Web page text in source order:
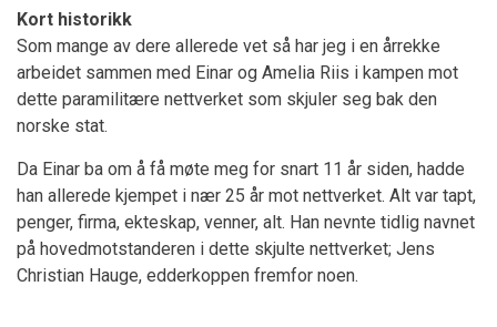
Kort historikk
Som mange av dere allerede vet så har jeg i en årrekke
arbeidet sammen med Einar og Amelia Riis i kampen mot
dette paramilitære nettverket som skjuler seg bak den
norske stat.
Da Einar ba om å få møte meg for snart 11 år siden, hadde
han allerede kjempet i nær 25 år mot nettverket. Alt var tapt,
penger, firma, ekteskap, venner, alt. Han nevnte tidlig navnet
på hovedmotstanderen i dette skjulte nettverket; Jens
Christian Hauge, edderkoppen fremfor noen.